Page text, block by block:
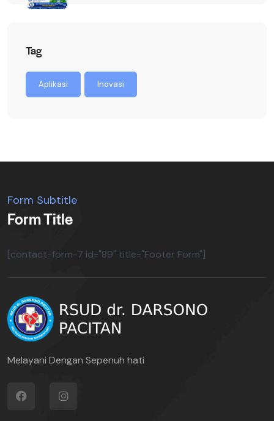
Tag
Aplikasi Inovasi
Form Subtitle
Form Title
[contact-form-7 id="89" title="Footer Form"]
Melayani Dengan Sepenuh hati